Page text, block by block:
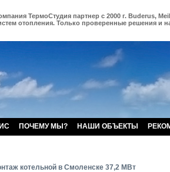
котельной в Смоленске 37,2 МВт
ТермоСтудия партнер с 2000 г. Buderus,
отопления. Только проверенные решения и
ПОЧЕМУ МЫ? НАШИ ОБЪЕКТЫ